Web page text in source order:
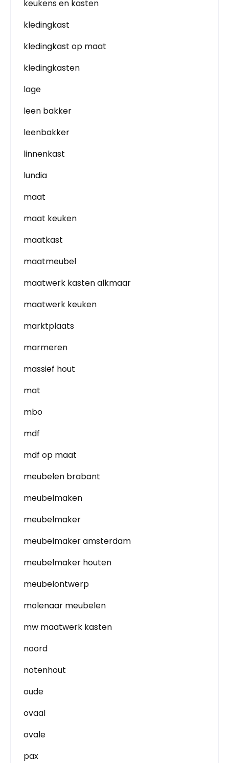
keukens en kasten
kledingkast
kledingkast op maat
kledingkasten
lage
leen bakker
leenbakker
linnenkast
lundia
maat
maat keuken
maatkast
maatmeubel
maatwerk kasten alkmaar
maatwerk keuken
marktplaats
marmeren
massief hout
mat
mbo
mdf
mdf op maat
meubelen brabant
meubelmaken
meubelmaker
meubelmaker amsterdam
meubelmaker houten
meubelontwerp
molenaar meubelen
mw maatwerk kasten
noord
notenhout
oude
ovaal
ovale
pax